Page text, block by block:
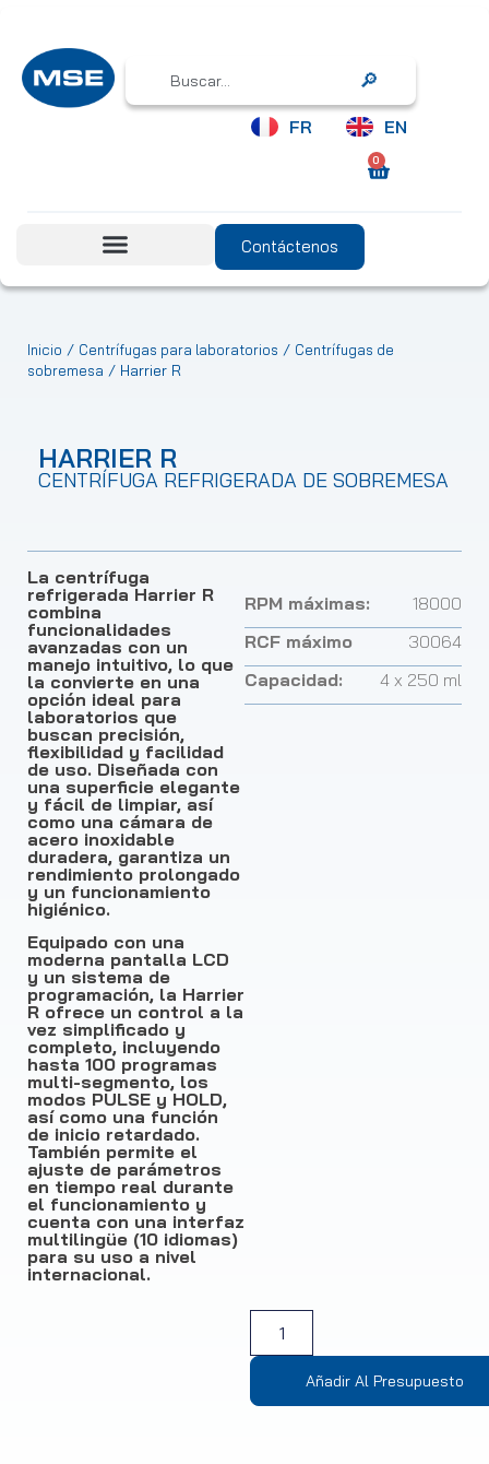
Search
FR EN
0
Contáctenos
Inicio / Centrífugas para laboratorios / Centrífugas de
sobremesa / Harrier R
HARRIER R
CENTRÍFUGA REFRIGERADA DE SOBREMESA
La centrífuga
refrigerada Harrier R
combina
funcionalidades
avanzadas con un
manejo intuitivo, lo que
la convierte en una
opción ideal para
laboratorios que
buscan precisión,
flexibilidad y facilidad
de uso. Diseñada con
una superficie elegante
y fácil de limpiar, así
como una cámara de
acero inoxidable
duradera, garantiza un
rendimiento prolongado
y un funcionamiento
higiénico.
Equipado con una
moderna pantalla LCD
y un sistema de
programación, la Harrier
R ofrece un control a la
vez simplificado y
completo, incluyendo
hasta 100 programas
multi-segmento, los
modos PULSE y HOLD,
así como una función
de inicio retardado.
También permite el
ajuste de parámetros
en tiempo real durante
el funcionamiento y
cuenta con una interfaz
multilingüe (10 idiomas)
para su uso a nivel
internacional.
RPM máximas:
18000
RCF máximo
30064
Capacidad:
4 x 250 ml
Añadir Al Presupuesto